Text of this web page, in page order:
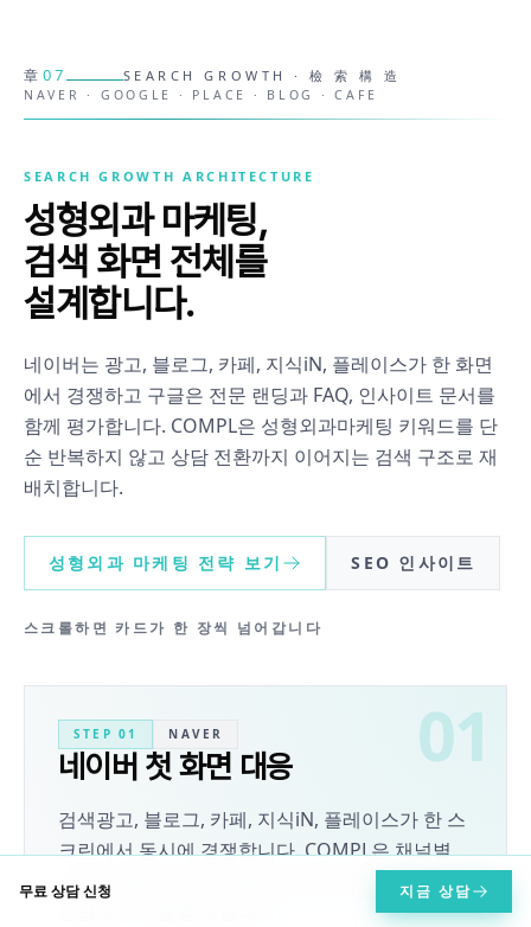
章07 SEARCH GROWTH · 檢 索 構 造
NAVER · GOOGLE · PLACE · BLOG · CAFE
SEARCH GROWTH ARCHITECTURE
성형외과 마케팅,
검색 화면 전체를
설계합니다.
네이버는 광고, 블로그, 카페, 지식iN, 플레이스가 한 화면
에서 경쟁하고 구글은 전문 랜딩과 FAQ, 인사이트 문서를
함께 평가합니다. COMPL은 성형외과마케팅 키워드를 단
순 반복하지 않고 상담 전환까지 이어지는 검색 구조로 재
배치합니다.
성형외과 마케팅 전략 보기 SEO 인사이트
스크롤하면 카드가 한 장씩 넘어갑니다
01
STEP 01 NAVER
네이버 첫 화면 대응
검색광고, 블로그, 카페, 지식iN, 플레이스가 한 스
크린에서 동시에 경쟁합니다. COMPL은 채널별
노출 슬롯을 한 장에 매핑하고 메시지를 분리해 첫
무료 상담 신청 지금 상담